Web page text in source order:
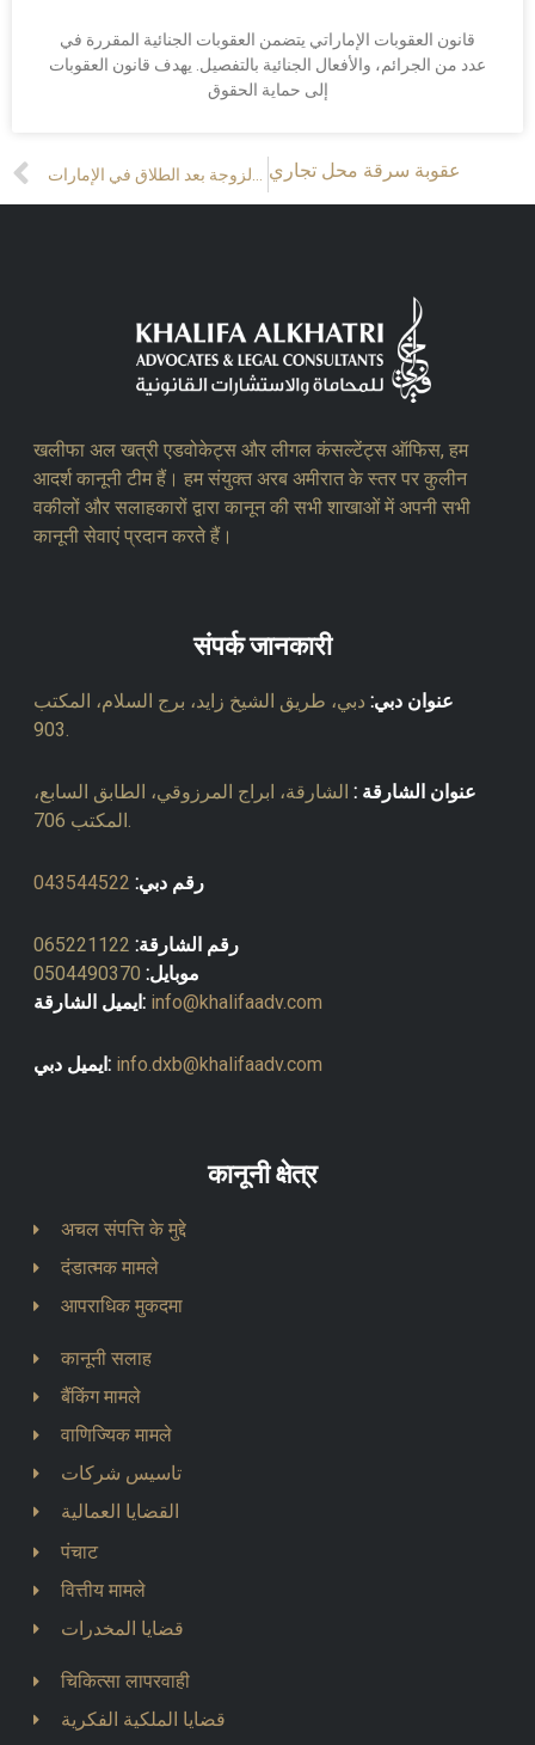
قانون العقوبات الإماراتي يتضمن العقوبات الجنائية المقررة في
عدد من الجرائم، والأفعال الجنائية بالتفصيل. يهدف قانون العقوبات
إلى حماية الحقوق
Prev حقوق الزوجة بعد الطلاق في الإمارات عقوبة سرقة محل تجاري
खलीफा अल खत्री एडवोकेट्स और लीगल कंसल्टेंट्स ऑफिस, हम
आदर्श कानूनी टीम हैं। हम संयुक्त अरब अमीरात के स्तर पर कुलीन
वकीलों और सलाहकारों द्वारा कानून की सभी शाखाओं में अपनी सभी
कानूनी सेवाएं प्रदान करते हैं।
संपर्क जानकारी
عنوان دبي: دبي، طريق الشيخ زايد، برج السلام، المكتب
عنوان الشارقة : الشارقة، ابراج المرزوقي، الطابق السابع،
رقم دبي: 043544522
رقم الشارقة: 065221122
موبايل: 0504490370
ايميل الشارقة: info@khalifaadv.com
ايميل دبي: info.dxb@khalifaadv.com
कानूनी क्षेत्र
अचल संपत्ति के मुद्दे
दंडात्मक मामले
आपराधिक मुकदमा
कानूनी सलाह
बैंकिंग मामले
वाणिज्यिक मामले
تاسيس شركات
القضايا العمالية
पंचाट
वित्तीय मामले
قضايا المخدرات
चिकित्सा लापरवाही
قضايا الملكية الفكرية